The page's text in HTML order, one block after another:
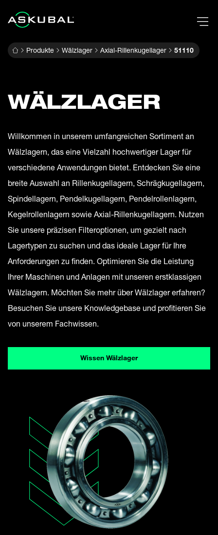
Produkte Wälzlager Axial-Rillenkugellager 51110
WÄLZLAGER
Willkommen in unserem umfangreichen Sortiment an
Wälzlagern, das eine Vielzahl hochwertiger Lager für
verschiedene Anwendungen bietet. Entdecken Sie eine
breite Auswahl an Rillenkugellagern, Schrägkugellagern,
Spindellagern, Pendelkugellagern, Pendelrollenlagern,
Kegelrollenlagern sowie Axial-Rillenkugellagern. Nutzen
Sie unsere präzisen Filteroptionen, um gezielt nach
Lagertypen zu suchen und das ideale Lager für Ihre
Anforderungen zu finden. Optimieren Sie die Leistung
Ihrer Maschinen und Anlagen mit unseren erstklassigen
Wälzlagern. Möchten Sie mehr über Wälzlager erfahren?
Besuchen Sie unsere Knowledgebase und profitieren Sie
von unserem Fachwissen.
Wissen Wälzlager